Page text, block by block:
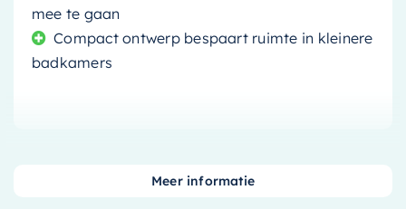
mee te gaan
Compact ontwerp bespaart ruimte in kleinere
badkamers
Verfraai uw badkamer met deMondiaz Easy
Meer informatie